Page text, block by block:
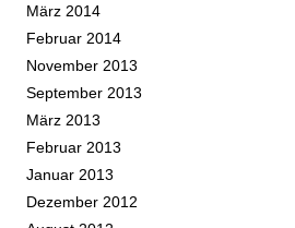
März 2014
Februar 2014
November 2013
September 2013
März 2013
Februar 2013
Januar 2013
Dezember 2012